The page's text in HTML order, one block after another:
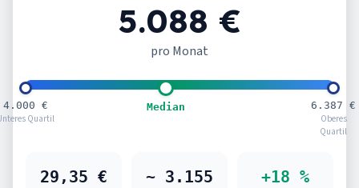
5.088 €
pro Monat
4.000 €
Quartil
Median
6.387 €
Oberes
Quartil
29,35 €
~ 3.155
+18 %